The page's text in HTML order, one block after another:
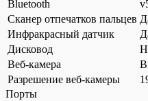
Bluetooth
Сканер отпечатков пальцев
Инфракрасный датчик
Дисковод
Веб-камера
Разрешение веб-камеры
Порты